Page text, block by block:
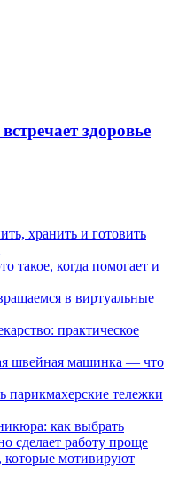
здоровье
хранить и готовить
такое, когда помогает и
в виртуальные
практическое
швейная машинка — что
парикмахерские тележки
как выбрать
сделает работу проще
которые мотивируют